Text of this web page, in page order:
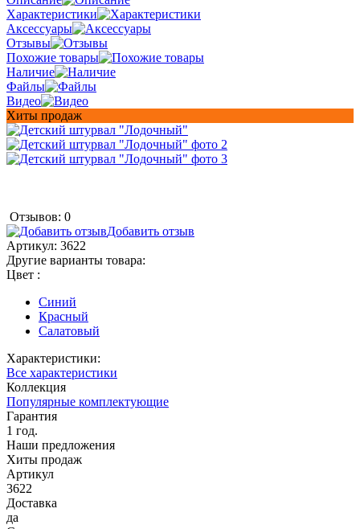
Характеристики
Аксессуары
Отзывы
Похожие товары
Наличие
Файлы
Видео
Хиты продаж
Отзывов: 0
Добавить отзыв
Артикул: 3622
Другие варианты товара:
Цвет :
Синий
Красный
Салатовый
Характеристики:
Все характеристики
Коллекция
Популярные комплектующие
Гарантия
1 год.
Наши предложения
Хиты продаж
Артикул
3622
Доставка
да